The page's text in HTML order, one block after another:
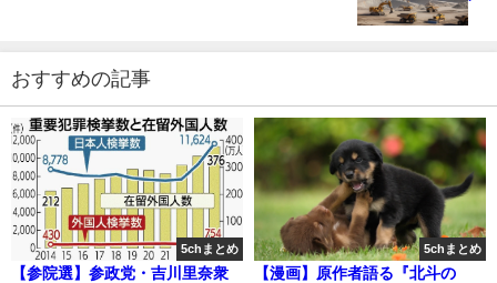
おすすめの記事
5chまとめ
【参院選】参政党・吉川里奈衆
5chまとめ
【漫画】原作者語る『北斗の